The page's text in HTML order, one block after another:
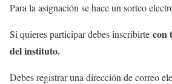
Para la asignación se hace un sorteo
Si quieres participar debes inscribirte con
del instituto.
Debes registrar una dirección de correo